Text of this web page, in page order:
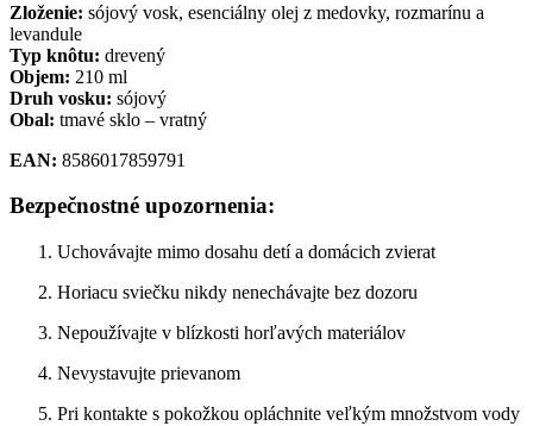
Zloženie: sójový vosk, esenciálny olej z medovky, rozmarínu a
levandule
Typ knôtu: drevený
Objem: 210 ml
Druh vosku: sójový
Obal: tmavé sklo – vratný
EAN: 8586017859791
Bezpečnostné upozornenia:
Uchovávajte mimo dosahu detía domácich zvierat
Horiacu sviečku nikdy nenechávajte bez dozoru
Nepoužívajte v blízkosti horľavých materiálov
Nevystavujte prievanom
Pri kontakte s pokožkou opláchnite veľkým množstvom vody